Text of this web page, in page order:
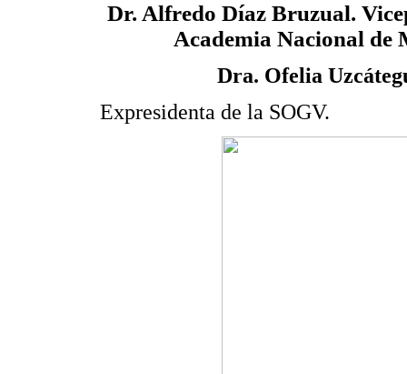
Dr. Alfredo Díaz Bruzual.
Academia Nacional de
Dra. Ofelia
Expresidenta de la SOGV.